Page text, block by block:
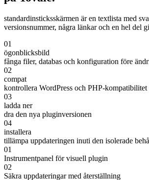
standardinsticksskärmen är en textlista med
versionsnummer, några länkar och en hel del
01
ögonblicksbild
fånga filer, databas och konfiguration före
02
compat
kontrollera WordPress och PHP-kompatibilitet
03
ladda ner
dra den nya pluginversionen
04
installera
tillämpa uppdateringen inuti den isolerade
01
Instrumentpanel för visuell plugin
02
Säkra uppdateringar med återställning